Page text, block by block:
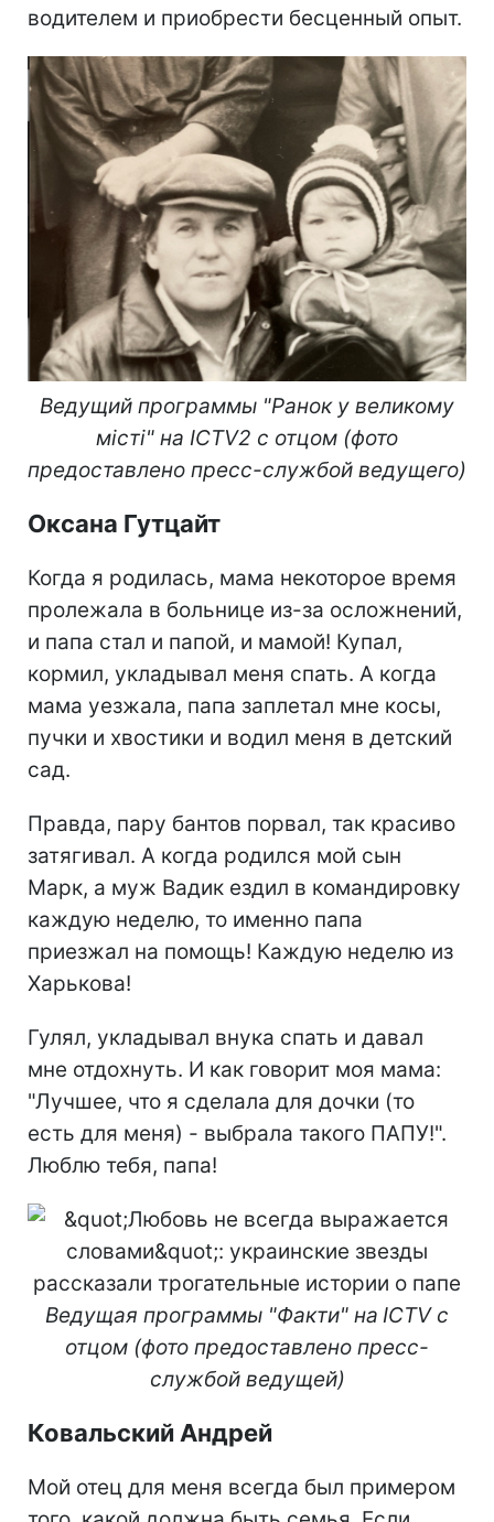
водителем и приобрести бесценный опыт.
Ведущий программы "Ранок у великому
місті" на ICTV2 с отцом (фото
предоставлено пресс-службой ведущего)
Оксана Гутцайт
Когда я родилась, мама некоторое время
пролежала в больнице из-за осложнений,
и папа стал и папой, и мамой! Купал,
кормил, укладывал меня спать. А когда
мама уезжала, папа заплетал мне косы,
пучки и хвостики и водил меня в детский
сад.
Правда, пару бантов порвал, так красиво
затягивал. А когда родился мой сын
Марк, а муж Вадик ездил в командировку
каждую неделю, то именно папа
приезжал на помощь! Каждую неделю из
Харькова!
Гулял, укладывал внука спать и давал
мне отдохнуть. И как говорит моя мама:
"Лучшее, что я сделала для дочки (то
есть для меня) - выбрала такого ПАПУ!".
Люблю тебя, папа!
Ведущая программы "Факти" на ICTV с
отцом (фото предоставлено пресс-
службой ведущей)
Ковальский Андрей
Мой отец для меня всегда был примером